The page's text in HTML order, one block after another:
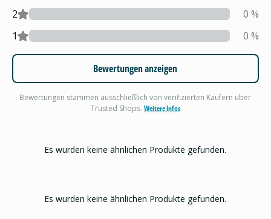
2 0 %
1
0 %
Bewertungen anzeigen
Bewertungen stammen ausschließlich von verifizierten Käufern über
Trusted Shops. Weitere Infos
Es wurden keine ähnlichen Produkte gefunden.
Es wurden keine ähnlichen Produkte gefunden.